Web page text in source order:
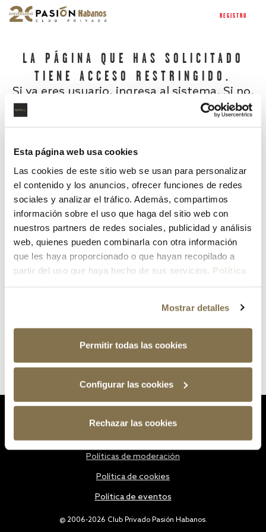
Esta página web usa cookies
Las cookies de este sitio web se usan para personalizar
el contenido y los anuncios, ofrecer funciones de redes
sociales y analizar el tráfico. Además, compartimos
información sobre el uso que haga del sitio web con
nuestros partners de redes sociales, publicidad y análisis
web, quienes pueden combinarla con otra información
que les haya proporcionado o que hayan recopilado a
partir del uso que haya hecho de sus servicios. Política
Mostrar detalles
Permitir todas las cookies
Configurar las cookies
Rechazar las cookies
REGISTRO
LA PÁGINA QUE HAS SOLICITADO
TIENE ACCESO RESTRINGIDO.
Si ya eres usuario, ingresa al sistema. Si no,
¿Has olvidado tu contraseña?
@ 2006-2026 Club Privado Pasión Habanos.
Políticas de moderación
Política de cookies
Política de eventos